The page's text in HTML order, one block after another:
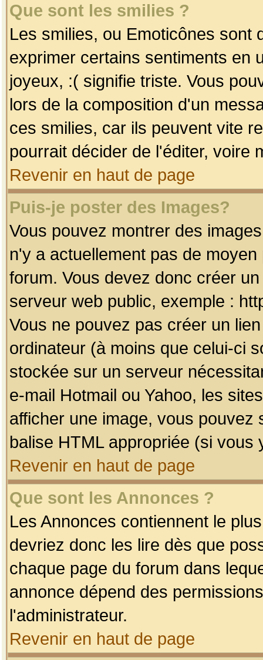
Que sont les smilies ?
Les smilies, ou Emoticônes sont
exprimer certains sentiments en
joyeux, :( signifie triste. Vous
lors de la composition d'un
ces smilies, car ils peuvent vite
pourrait décider de l'éditer, voire
Revenir en haut de page
Puis-je poster des Images?
Vous pouvez montrer des
n'y a actuellement pas de
forum. Vous devez donc créer
serveur web public, exemple :
Vous ne pouvez pas créer un
ordinateur (à moins que celui-ci
stockée sur un serveur
e-mail Hotmail ou Yahoo, les
afficher une image, vous pouvez
balise HTML appropriée (si vous
Revenir en haut de page
Que sont les Annonces ?
Les Annonces contiennent le
devriez donc les lire dès que
chaque page du forum dans
annonce dépend des
l'administrateur.
Revenir en haut de page